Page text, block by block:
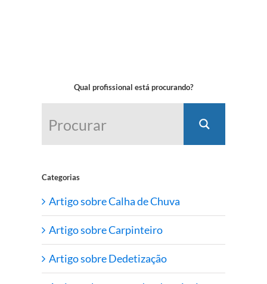
Qual profissional está procurando?
Categorias
Artigo sobre Calha de Chuva
Artigo sobre Carpinteiro
Artigo sobre Dedetização